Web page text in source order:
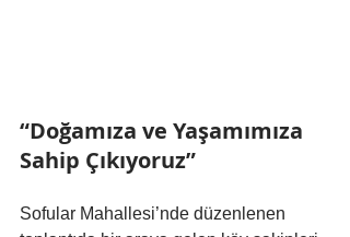
“Doğamıza ve Yaşamımıza
Sahip Çıkıyoruz”
Sofular Mahallesi’nde düzenlenen